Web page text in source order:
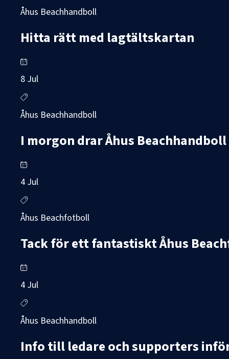
Åhus Beachhandboll
Hitta rätt med lagtältskartan
8 Jul
Åhus Beachhandboll
I morgon drar Åhus
4 Jul
Åhus Beachfotboll
Tack för ett fantastiskt Åhus
4 Jul
Åhus Beachhandboll
Info till ledare och supporters